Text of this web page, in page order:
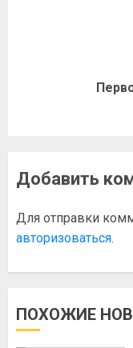
Добавить
Для отправки
авторизоваться.
ПОХОЖИЕ